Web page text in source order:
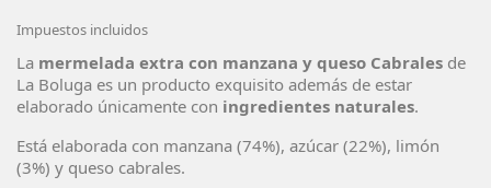
Impuestos incluidos
La mermelada extra con manzana y queso Cabrales de
La Boluga es un producto exquisito además de estar
elaborado únicamente con ingredientes naturales.
Está elaborada con manzana (74%), azúcar (22%), limón
(3%) y queso cabrales.